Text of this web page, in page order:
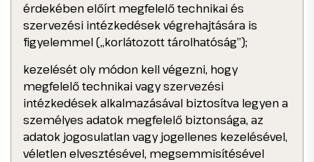
érdekében előírt megfelelő technikai és
szervezési intézkedések végrehajtására is
figyelemmel („korlátozott tárolhatóság”);
kezelését oly módon kell végezni, hogy
megfelelő technikai vagy szervezési
intézkedések alkalmazásával biztosítva legyen a
személyes adatok megfelelő biztonsága, az
adatok jogosulatlan vagy jogellenes kezelésével,
véletlen elvesztésével, megsemmisítésével